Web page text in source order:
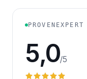
PROVENEXPERT
5,0/5